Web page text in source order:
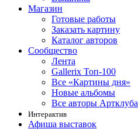
Магазин
Готовые работы
Заказать картину
Каталог авторов
Сообщество
Лента
Gallerix Топ-100
Все «Картины дня»
Новые альбомы
Все авторы Артклуба
Интерактив
Афиша выставок